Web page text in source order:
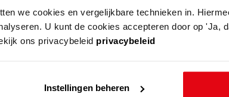
we cookies en vergelijkbare technieken in.
U kunt de cookies accepteren door op 'Ja,
ons privacybeleid privacybeleid
Instellingen beheren